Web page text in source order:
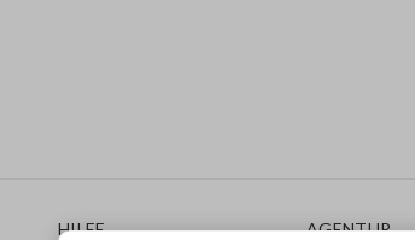
HILFE
AGENTUR